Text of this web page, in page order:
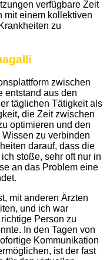
verfügbare Zeit
mit einem kollektiven
zu
zwischen
entstand aus den
täglichen Tätigkeit als
die Zeit zwischen
optimieren und den
zu verbinden
darauf, dass die
stoße, sehr oft nur in
an das Problem eine
mit anderen Ärzten
und ich war
Person zu
In den Tagen von
Kommunikation
ist der fast